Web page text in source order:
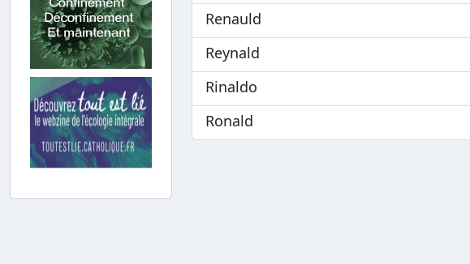
Renauld
Reynald
Rinaldo
Ronald